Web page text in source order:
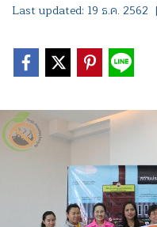
Last updated: 19 ธ.ค. 2562 |